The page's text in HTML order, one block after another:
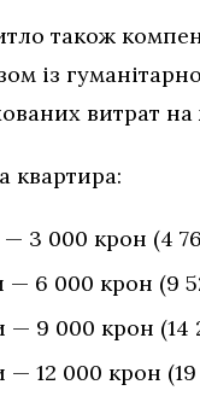
також
із
витрат
квартира:
— 3 000 крон (4
— 6 000 крон (9
— 9 000 крон (14
— 12 000 крон